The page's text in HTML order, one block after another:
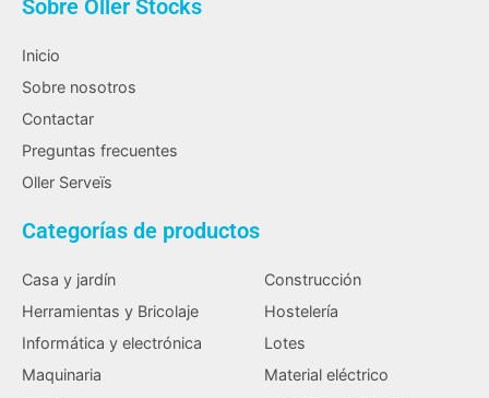
Sobre Oller Stocks
Inicio
Sobre nosotros
Contactar
Preguntas frecuentes
Oller Serveïs
Categorías de productos
Casa y jardín
Construcción
Herramientas y Bricolaje
Hostelería
Informática y electrónica
Lotes
Maquinaria
Material eléctrico